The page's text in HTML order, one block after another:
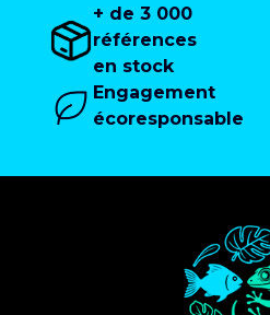
+ de 3 000
références
en stock
Engagement
écoresponsable